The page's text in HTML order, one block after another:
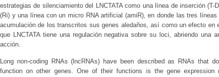
estrategias de silenciamiento del LNCTATA como una línea de inserción (T-
(Ri) y una línea con un micro RNA artificial (amiR), en donde las tres
acumulación de los transcritos sus genes aledaños, así como un efecto en
que LNCTATA tiene una regulación negativa sobre su loci, abriendo una
acción.
Long non-coding RNAs (lncRNAs) have been described as RNAs that
function on other genes. One of their functions is the gene expression